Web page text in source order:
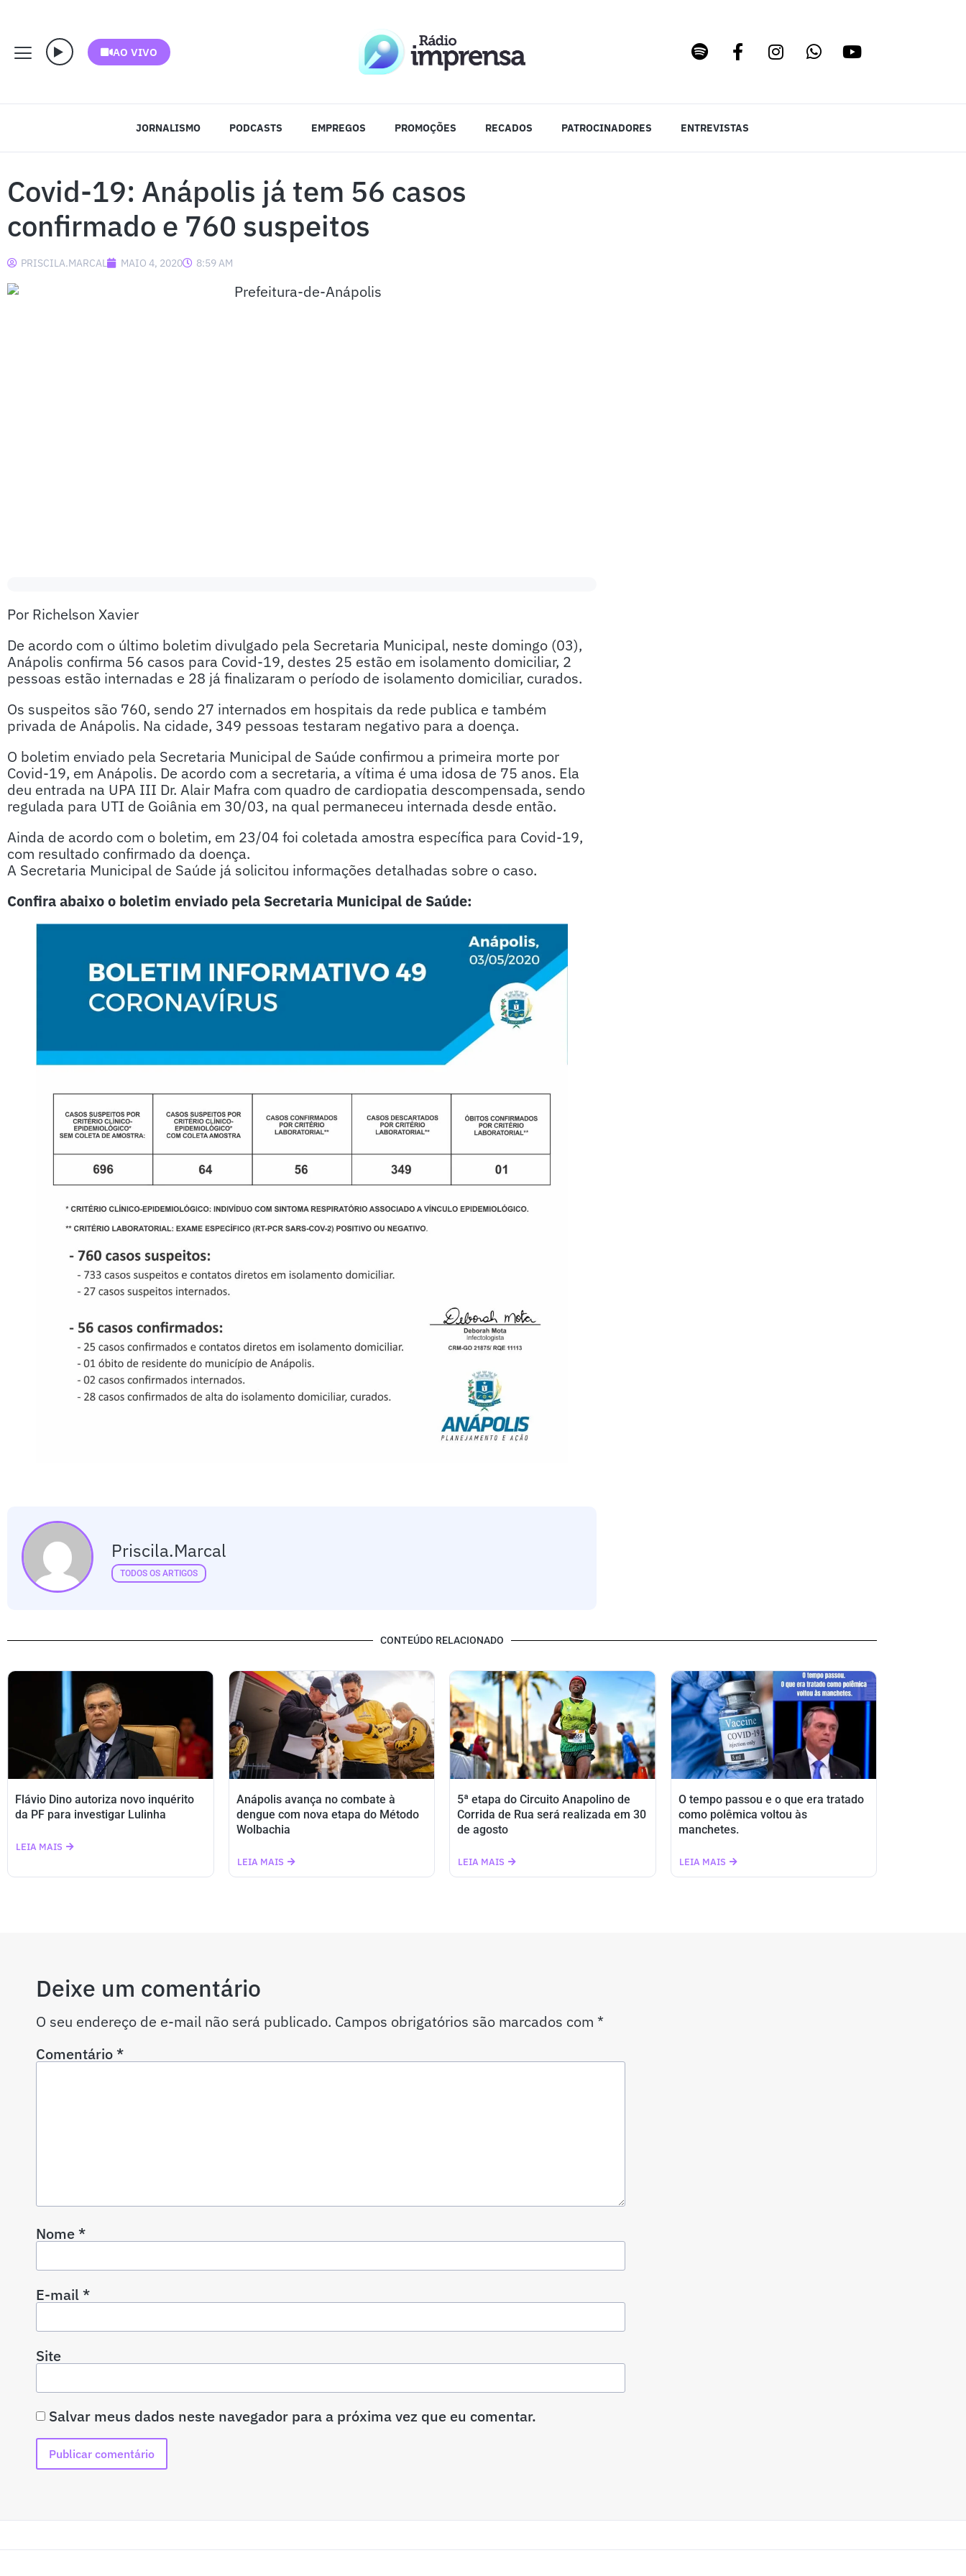
AO VIVO
JORNALISMO PODCASTS EMPREGOS PROMOÇÕES RECADOS PATROCINADORES ENTREVISTAS
Covid-19: Anápolis já tem 56 casos
confirmado e 760 suspeitos
PRISCILA.MARCAL MAIO 4, 2020 8:59 AM
Por Richelson Xavier
De acordo com o último boletim divulgado pela Secretaria Municipal, neste domingo (03),
Anápolis confirma 56 casos para Covid-19, destes 25 estão em isolamento domiciliar, 2
pessoas estão internadas e 28 já finalizaram o período de isolamento domiciliar, curados.
Os suspeitos são 760, sendo 27 internados em hospitais da rede publica e também
privada de Anápolis. Na cidade, 349 pessoas testaram negativo para a doença.
O boletim enviado pela Secretaria Municipal de Saúde confirmou a primeira morte por
Covid-19, em Anápolis. De acordo com a secretaria, a vítima é uma idosa de 75 anos. Ela
deu entrada na UPA III Dr. Alair Mafra com quadro de cardiopatia descompensada, sendo
regulada para UTI de Goiânia em 30/03, na qual permaneceu internada desde então.
Ainda de acordo com o boletim, em 23/04 foi coletada amostra específica para Covid-19,
com resultado confirmado da doença.
A Secretaria Municipal de Saúde já solicitou informações detalhadas sobre o caso.
Confira abaixo o boletim enviado pela Secretaria Municipal de Saúde:
Priscila.marcal
TODOS OS ARTIGOS
CONTEÚDO RELACIONADO
Flávio Dino autoriza novo inquérito
da PF para investigar Lulinha
LEIA MAIS
Anápolis avança no combate à
dengue com nova etapa do Método
Wolbachia
LEIA MAIS
5ª etapa do Circuito Anapolino de
Corrida de Rua será realizada em 30
de agosto
LEIA MAIS
O tempo passou e o que era tratado
como polêmica voltou às
manchetes.
LEIA MAIS
Deixe um comentário
O seu endereço de e-mail não será publicado. Campos obrigatórios são marcados com *
Comentário*
Nome*
E-mail*
Site
Salvar meus dados neste navegador para a próxima vez que eu comentar.